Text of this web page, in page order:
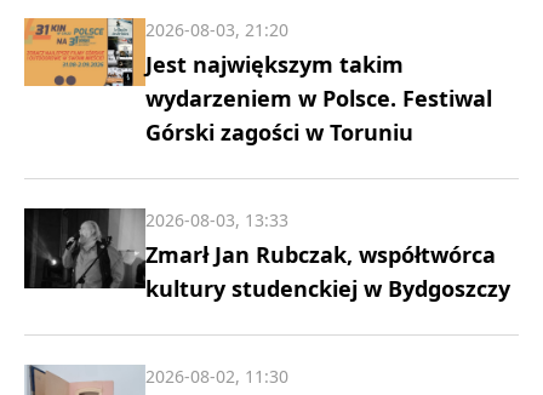
Jest największym takim
wydarzeniem w Polsce. Festiwal
Górski zagości w Toruniu
2026-08-03, 21:20
Zmarł Jan Rubczak, współtwórca
kultury studenckiej w Bydgoszczy
2026-08-03, 13:33
2026-08-02, 11:30